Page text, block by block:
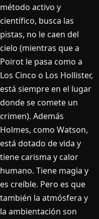
método activo y
científico, busca las
pistas, no le caen del
cielo (mientras que a
Poirot le pasa como a
Los Cinco o Los Hollister,
está siempre en el lugar
donde se comete un
crimen). Además
Holmes, como Watson,
está dotado de vida y
tiene carisma y calor
humano. Tiene magia y
es creíble. Pero es que
también la atmósfera y
la ambientación son